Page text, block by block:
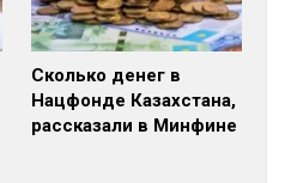
Сколько денег в
Нацфонде Казахстана,
рассказали в Минфине